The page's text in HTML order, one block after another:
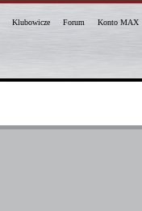
Klubowicze Forum
Konto MAX